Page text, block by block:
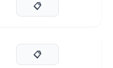
📋
📋